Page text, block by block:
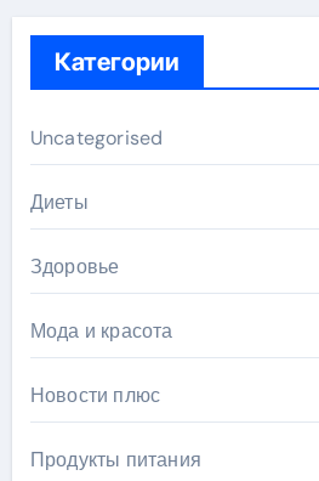
Категории
Uncategorised
Диеты
Здоровье
Мода и красота
Новости плюс
Продукты питания